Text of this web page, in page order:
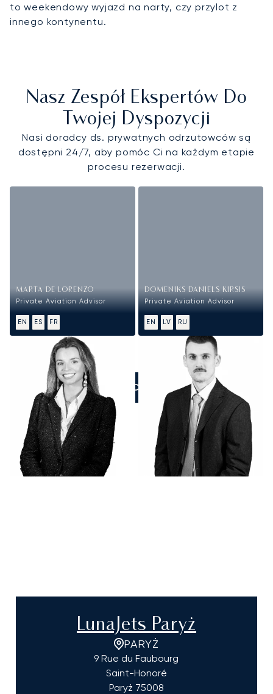
to weekendowy wyjazd na narty, czy przylot z
innego kontynentu.
Nasz Zespół Ekspertów Do
Twojej Dyspozycji
Nasi doradcy ds. prywatnych odrzutowców są
dostępni 24/7, aby pomóc Ci na każdym etapie
procesu rezerwacji.
MARTA DE LORENZO
Private Aviation Advisor
EN ES FR
DOMENIKS DANIELS KIRSIS
Private Aviation Advisor
EN LV RU
ZADZWOŃCIE DO NAS
LunaJets Paryż
PARYŻ
9 Rue du Faubourg
Saint-Honoré
Paryż 75008